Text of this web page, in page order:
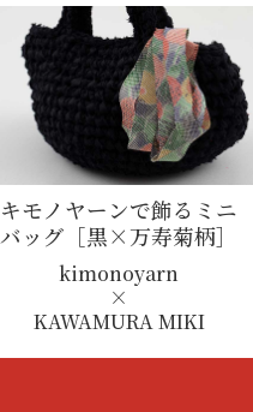
キモノヤーンで飾るミニ
バッグ ［黒×万寿菊柄］
kimonoyarn
×
KAWAMURA MIKI